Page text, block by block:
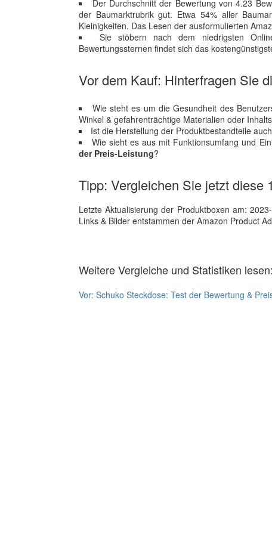
Der Durchschnitt der Bewertung von 4.23
der Baumarktrubrik gut. Etwa 54% aller
Kleinigkeiten. Das Lesen der ausformulierten
Sie stöbern nach dem niedrigsten
Bewertungssternen findet sich das
Vor dem Kauf: Hinterfragen Sie
Wie steht es um die Gesundheit des
Winkel & gefahrenträchtige Materialien oder
Ist die Herstellung der Produktbestandteile
Wie sieht es aus mit Funktionsumfang und
der Preis-Leistung?
Tipp: Vergleichen Sie jetzt diese
Letzte Aktualisierung der Produktboxen am:
Links & Bilder entstammen der Amazon Product
Weitere Vergleiche und Statistiken lesen:
Vor: Schuko Steckdose: Test der Bewertung &